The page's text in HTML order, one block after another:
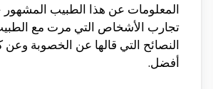
المعلومات عن هذا الطبيب
تجارب الأشخاص التي مرت مع
النصائح التي قالها عن الخصوبة وعن
أفضل.